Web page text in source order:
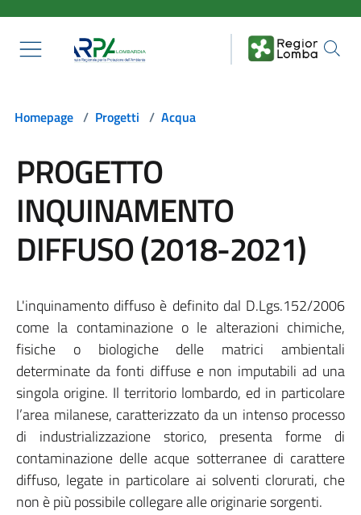
Homepage / Progetti / Acqua
PROGETTO
INQUINAMENTO
DIFFUSO (2018-2021)
L'inquinamento diffuso è definito dal D.Lgs.152/2006
come la contaminazione o le alterazioni chimiche,
fisiche o biologiche delle matrici ambientali
determinate da fonti diffuse e non imputabili ad una
singola origine. Il territorio lombardo, ed in particolare
l’area milanese, caratterizzato da un intenso processo
di industrializzazione storico, presenta forme di
contaminazione delle acque sotterranee di carattere
diffuso, legate in particolare ai solventi clorurati, che
non è più possibile collegare alle originarie sorgenti.